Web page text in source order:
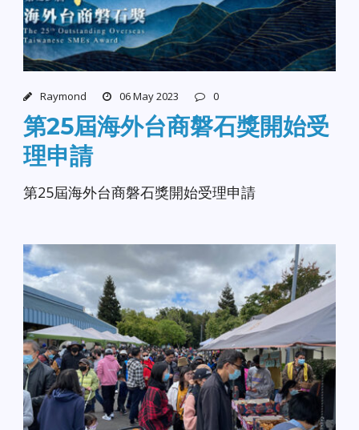
Raymond 06 May 2023 0
第25屆海外台商磐石獎開始受
理申請
第25屆海外台商磐石獎開始受理申請